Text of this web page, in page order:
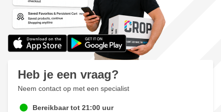
Heb je een vraag?
Neem contact op met een specialist
Bereikbaar tot 21:00 uur